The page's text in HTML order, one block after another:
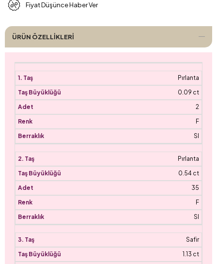
Fiyat Düşünce Haber Ver
ÜRÜN ÖZELLIKLERI
Pırlanta
0.09 ct
2
F
SI
Pırlanta
0.54 ct
35
F
SI
Safir
1.13 ct